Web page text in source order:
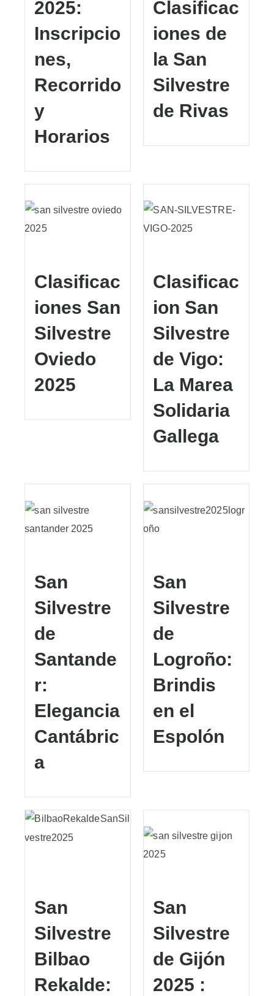
2025:
Inscripcio
nes,
Recorrido
y
Horarios
Clasificac
iones de
la San
Silvestre
de Rivas
Clasificac
iones San
Silvestre
Oviedo
2025
Clasificac
ion San
Silvestre
de Vigo:
La Marea
Solidaria
Gallega
San
Silvestre
de
Santande
r:
Elegancia
Cantábric
a
San
Silvestre
de
Logroño:
Brindis
en el
Espolón
San
Silvestre
Bilbao
Rekalde:
San
Silvestre
de Gijón
2025 :